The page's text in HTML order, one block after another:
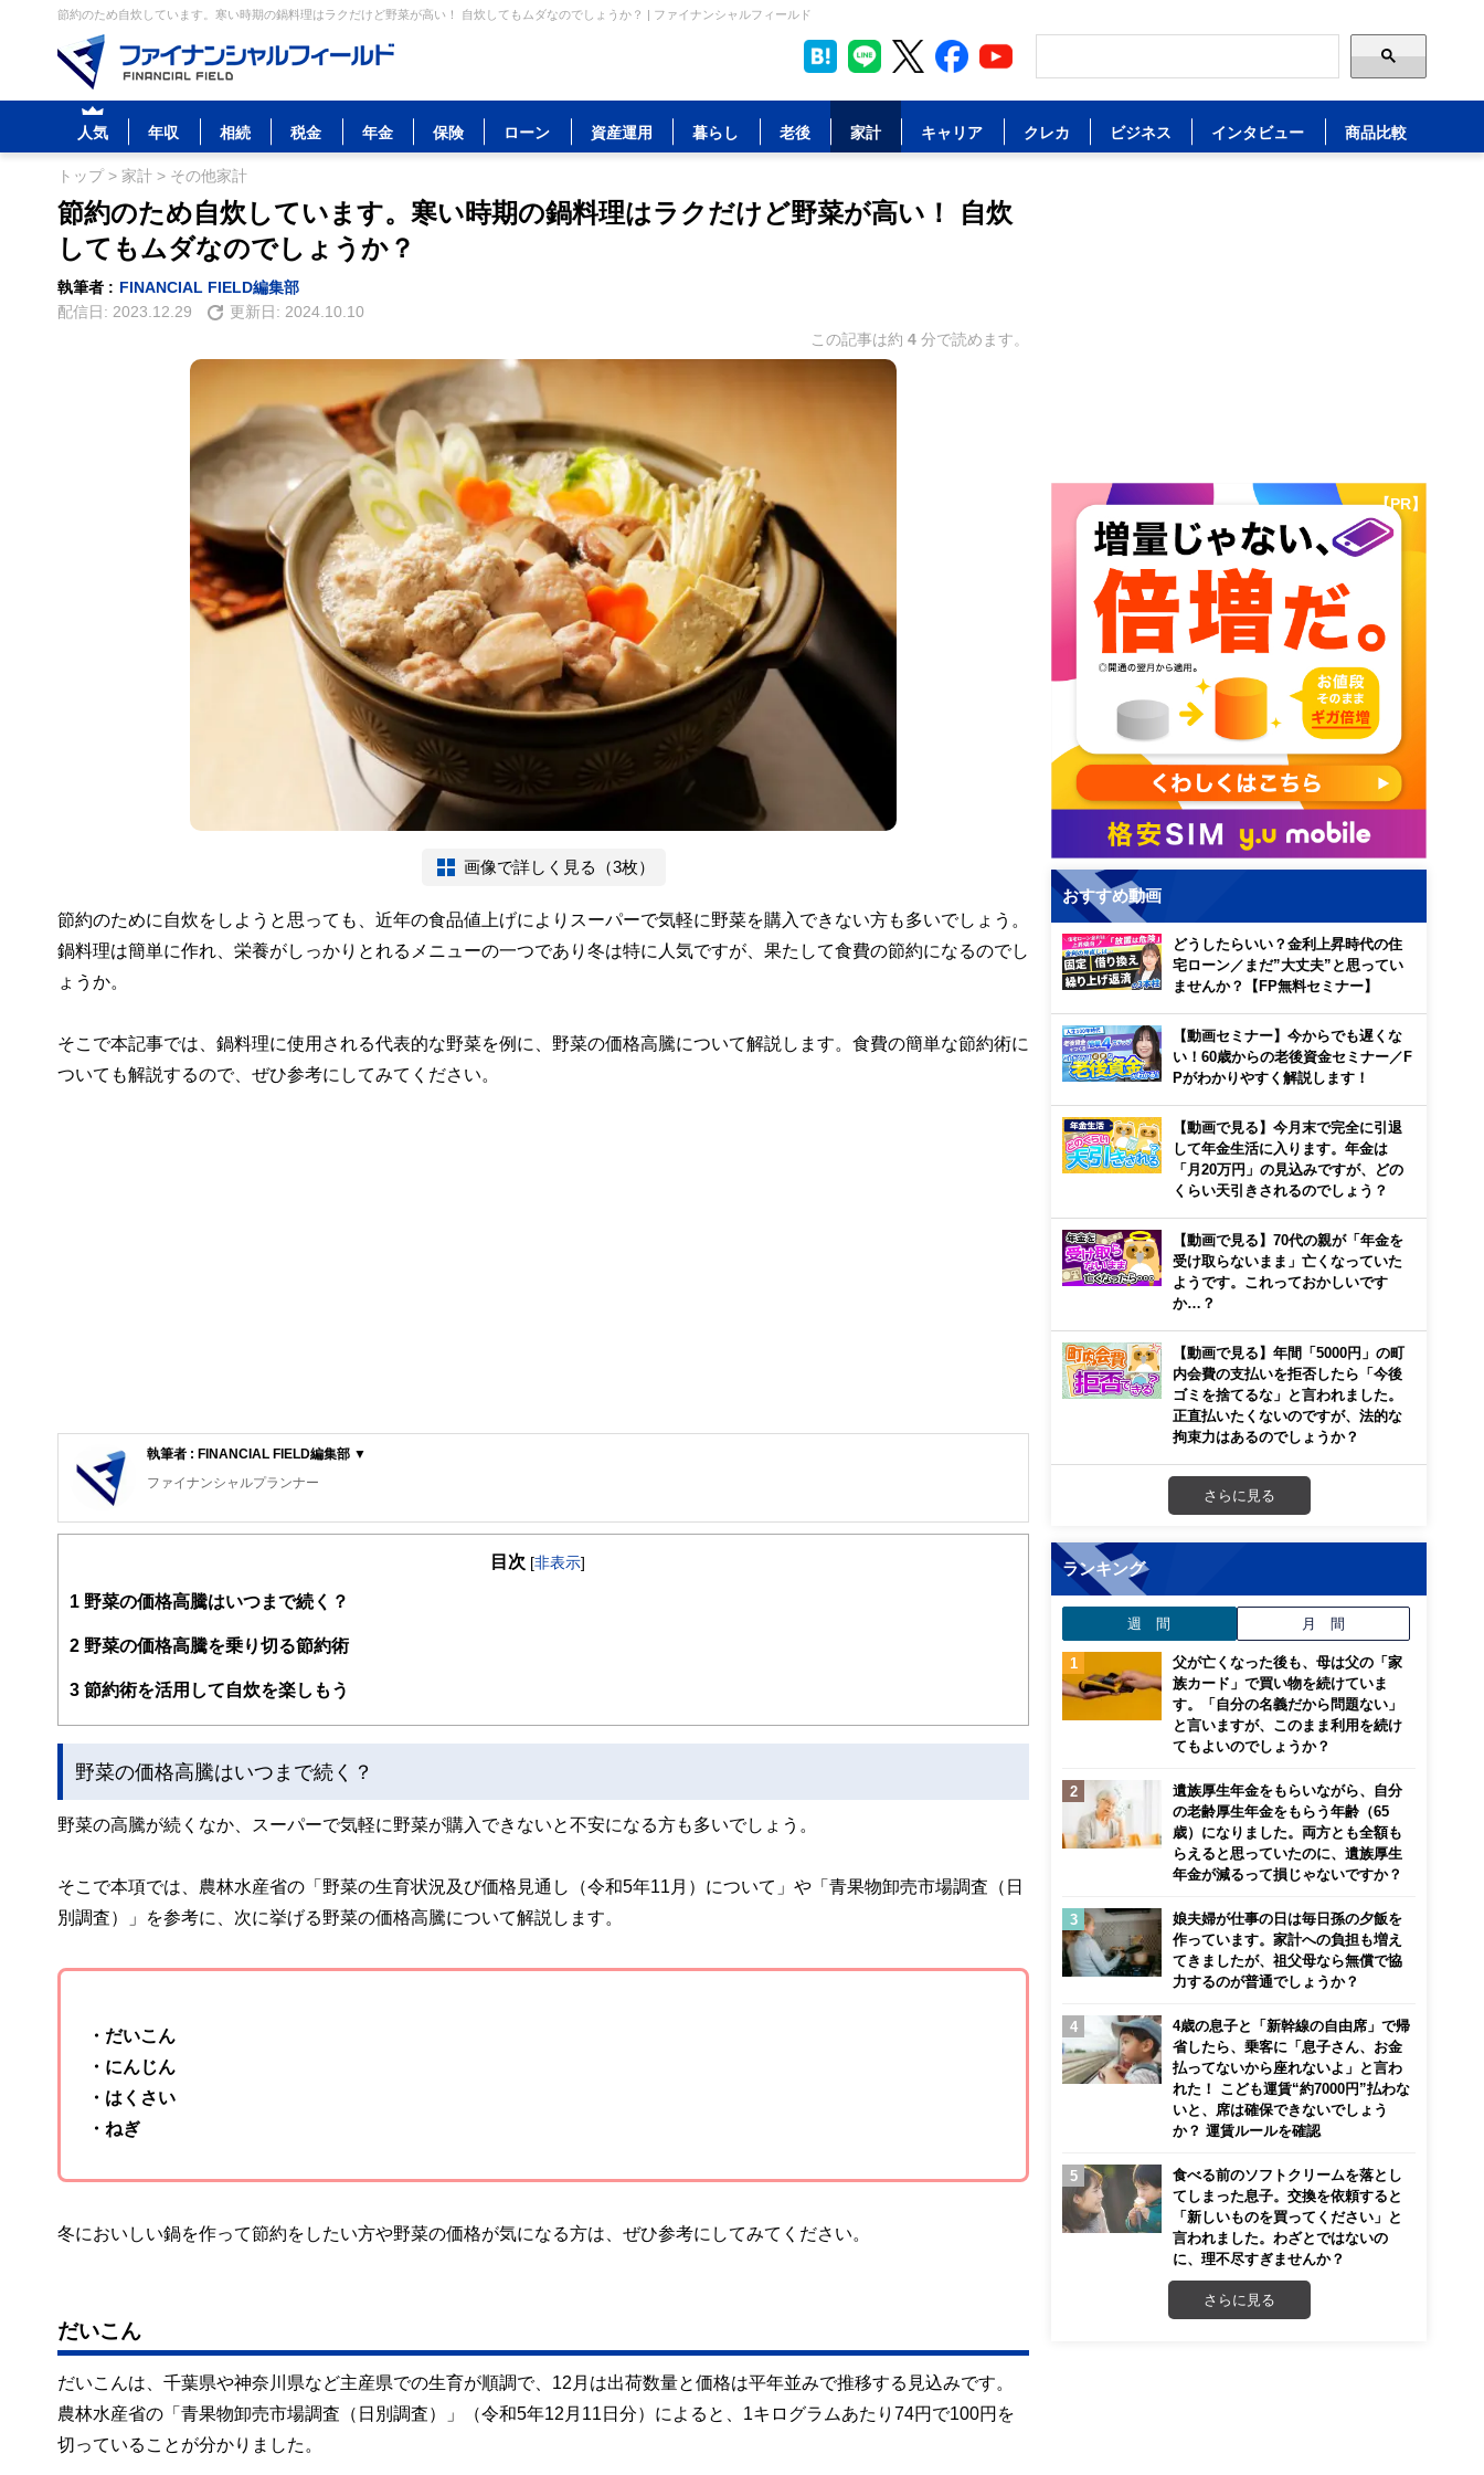
節約のため自炊しています。寒い時期の鍋料理はラクだけど野菜が高い！ 自炊してもムダなのでしょうか？ | ファイナンシャルフィールド
人気 年収 相続 税金 年金 保険 ローン 資産運用 暮らし 老後 家計 キャリア クレカ ビジネス インタビュー 商品比較
トップ> 家計 > その他家計
節約のため自炊しています。寒い時期の鍋料理はラクだけど野菜が高い！ 自炊
してもムダなのでしょうか？
執筆者 : FINANCIAL FIELD編集部
配信日: 2023.12.29 更新日: 2024.10.10
この記事は約 4 分で読めます。
画像で詳しく見る（3枚）
節約のために自炊をしようと思っても、近年の食品値上げによりスーパーで気軽に野菜を購入できない方も多いでしょう。
鍋料理は簡単に作れ、栄養がしっかりとれるメニューの一つであり冬は特に人気ですが、果たして食費の節約になるのでし
ょうか。
そこで本記事では、鍋料理に使用される代表的な野菜を例に、野菜の価格高騰について解説します。食費の簡単な節約術に
ついても解説するので、ぜひ参考にしてみてください。
執筆者 : FINANCIAL FIELD編集部 ▼
ファイナンシャルプランナー
FinancialField編集部は、金融、経済に関する記事を、日々の暮らしにどのような影響を与えるかという視点で、お金の知識がない方でも理解でき
案から記事掲載まですべての工程に関わることで、読者目線のコンテンツを追求しています。
FinancialFieldの特徴は、ファイナンシャルプランナー、弁護士、税理士、宅地建物取引士、相続診断士、住宅ローンアドバイザー、DCプランナ
ー、公認会計士、社会保険労務士、行政書士、投資アナリスト、キャリアコンサルタントなど150名以上の有資格者を執筆者・監修者として迎
私たちは、快適でより良い生活のアイデアを提供するお金のコンシェルジュを目指します。
目次 [非表示]
1 野菜の価格高騰はいつまで続く？
2 野菜の価格高騰を乗り切る節約術
3 節約術を活用して自炊を楽しもう
野菜の価格高騰はいつまで続く？
野菜の高騰が続くなか、スーパーで気軽に野菜が購入できないと不安になる方も多いでしょう。
そこで本項では、農林水産省の「野菜の生育状況及び価格見通し（令和5年11月）について」や「青果物卸売市場調査（日
別調査）」を参考に、次に挙げる野菜の価格高騰について解説します。
・だいこん
・にんじん
・はくさい
・ねぎ
冬においしい鍋を作って節約をしたい方や野菜の価格が気になる方は、ぜひ参考にしてみてください。
だいこん
だいこんは、千葉県や神奈川県など主産県での生育が順調で、12月は出荷数量と価格は平年並みで推移する見込みです。
農林水産省の「青果物卸売市場調査（日別調査）」（令和5年12月11日分）によると、1キログラムあたり74円で100円を
切っていることが分かりました。
【PR】
おすすめ動画
どうしたらいい？金利上昇時代の住
宅ローン／まだ”大丈夫”と思ってい
ませんか？【FP無料セミナー】
【動画セミナー】今からでも遅くな
い！60歳からの老後資金セミナー／F
Pがわかりやすく解説します！
【動画で見る】今月末で完全に引退
して年金生活に入ります。年金は
「月20万円」の見込みですが、どの
くらい天引きされるのでしょう？
【動画で見る】70代の親が「年金を
受け取らないまま」亡くなっていた
ようです。これっておかしいです
か…？
【動画で見る】年間「5000円」の町
内会費の支払いを拒否したら「今後
ゴミを捨てるな」と言われました。
正直払いたくないのですが、法的な
拘束力はあるのでしょうか？
さらに見る
ランキング
週 間 月 間
父が亡くなった後も、母は父の「家
族カード」で買い物を続けていま
す。「自分の名義だから問題ない」
と言いますが、このまま利用を続け
てもよいのでしょうか？
遺族厚生年金をもらいながら、自分
の老齢厚生年金をもらう年齢（65
歳）になりました。両方とも全額も
らえると思っていたのに、遺族厚生
年金が減るって損じゃないですか？
娘夫婦が仕事の日は毎日孫の夕飯を
作っています。家計への負担も増え
てきましたが、祖父母なら無償で協
力するのが普通でしょうか？
4歳の息子と「新幹線の自由席」で帰
省したら、乗客に「息子さん、お金
払ってないから座れないよ」と言わ
れた！ こども運賃“約7000円”払わな
いと、席は確保できないでしょう
か？ 運賃ルールを確認
食べる前のソフトクリームを落とし
てしまった息子。交換を依頼すると
「新しいものを買ってください」と
言われました。わざとではないの
に、理不尽すぎませんか？
さらに見る